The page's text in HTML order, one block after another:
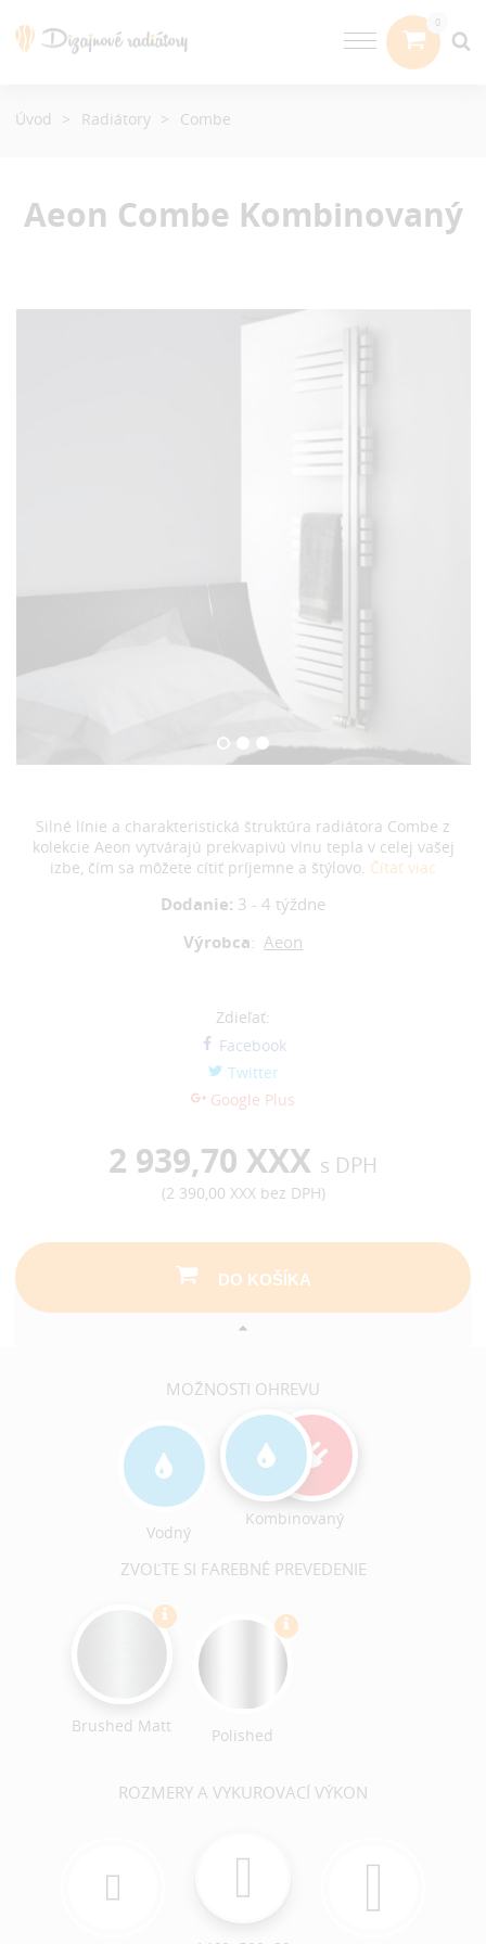
Aeon Combe Kombinovaný
Silné línie a charakteristická štruktúra radiátora Combe z
kolekcie Aeon vytvárajú prekvapivú vlnu tepla v celej vašej
izbe, čím sa môžete cítiť príjemne a štýlovo. Čítať viac
Dodanie: 3 - 4 týždne
Výrobca: Aeon
Zdieľať:
Facebook
Twitter
Google Plus
2 939,70 XXX s DPH
(2 390,00 XXXbez DPH)
DO KOŠÍKA
MOŽNOSTI OHREVU
Vodný
Kombinovaný
ZVOĽTE SI FAREBNÉ PREVEDENIE
Brushed Matt Polished
ROZMERY A VYKUROVACÍ VÝKON
Úvod Radiátory Combe